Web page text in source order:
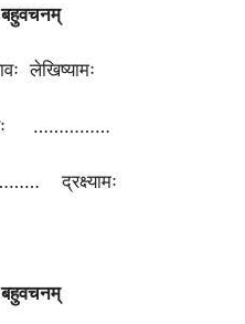
लेखिष्यामः
……………
द्रक्ष्यामः